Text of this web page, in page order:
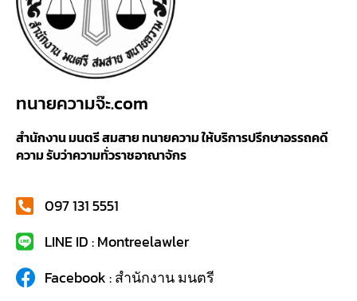
ทนายความจ๊ะ.com
สำนักงาน มนตรี สมสาย ทนายความ ให้บริการปรึกษาอรรถคดี
ความ รับว่าความทั่วราชอาณาจักร
097 131 5551
LINE ID : Montreelawler
Facebook : สำนักงาน มนตรี